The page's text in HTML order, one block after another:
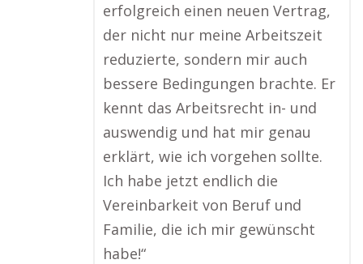
erfolgreich einen neuen Vertrag,
der nicht nur meine Arbeitszeit
reduzierte, sondern mir auch
bessere Bedingungen brachte. Er
kennt das Arbeitsrecht in- und
auswendig und hat mir genau
erklärt, wie ich vorgehen sollte.
Ich habe jetzt endlich die
Vereinbarkeit von Beruf und
Familie, die ich mir gewünscht
habe!“